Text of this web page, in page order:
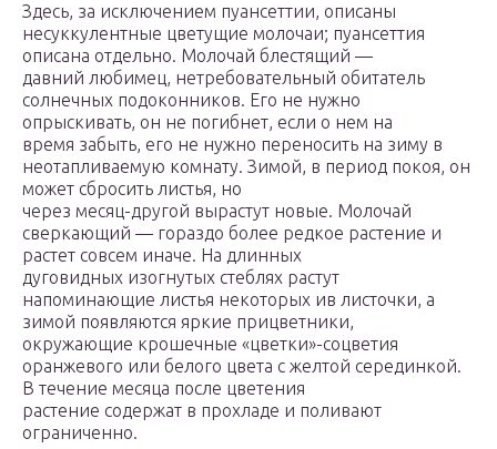
Здесь, за исключением пуансеттии, описаны
несуккулентные цветущие молочаи; пуансеттия
описана отдельно. Молочай блестящий —
давний любимец, нетребовательный обитатель
солнечных подоконников. Его не нужно
опрыскивать, он не погибнет, если о нем на
время забыть, его не нужно переносить на зиму в
неотапливаемую комнату. Зимой, в период покоя, он
может сбросить листья, но
через месяц-другой вырастут новые. Молочай
сверкающий — гораздо более редкое растение и
растет совсем иначе. На длинных
дуговидных изогнутых стеблях растут
напоминающие листья некоторых ив листочки, а
зимой появляются яркие прицветники,
окружающие крошечные «цветки»-соцветия
оранжевого или белого цвета с желтой серединкой.
В течение месяца после цветения
растение содержат в прохладе и поливают
ограниченно.